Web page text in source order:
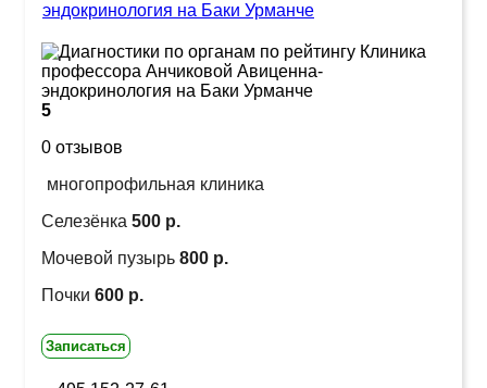
эндокринология на Баки Урманче
5
0 отзывов
многопрофильная клиника
Селезёнка 500 р.
Мочевой пузырь 800 р.
Почки 600 р.
Записаться